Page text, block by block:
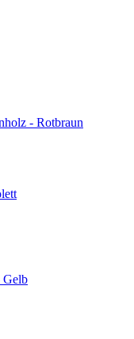
- Rotbraun
Gelb